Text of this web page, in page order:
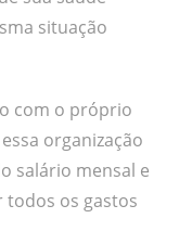
situação
com o próprio
organização
salário mensal e
os gastos